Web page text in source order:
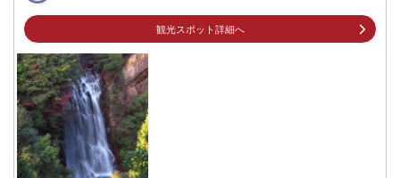
電話番号
※ 掲載情報は変更になる場合があります。最新の内容はご利用前にご自身でお
問合せください。
※ 料金情報は税込・税抜表記が混ざっております。正しい金額はご利用前にご
自身でお問合せください。
観光スポット詳細へ